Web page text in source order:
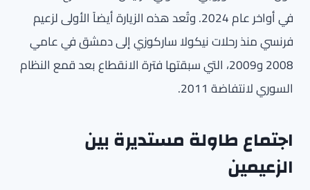
في أواخر عام 2024. وتُعد هذه الزيارة أيضاً الأولى لزعيم
فرنسي منذ رحلات نيكولا ساركوزي إلى دمشق في عامي
2008 و2009، التي سبقتها فترة الانقطاع بعد قمع النظام
السوري لانتفاضة 2011.
اجتماع طاولة مستديرة بين
الزعيمين